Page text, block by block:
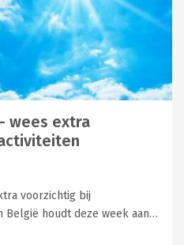
wees extra
voorzichtig bij
België houdt deze week aan…